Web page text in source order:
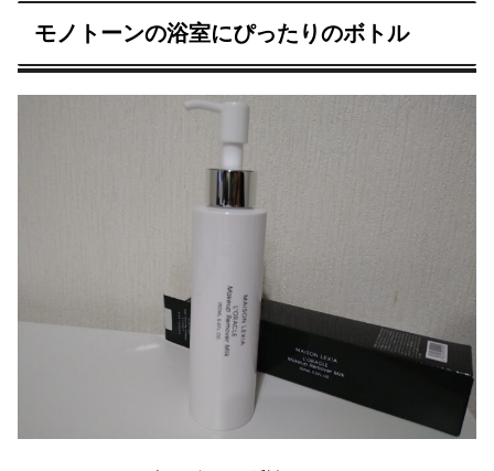
モノトーンの浴室にぴったりのボトル